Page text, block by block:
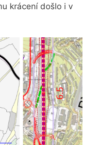
krácení došlo i v